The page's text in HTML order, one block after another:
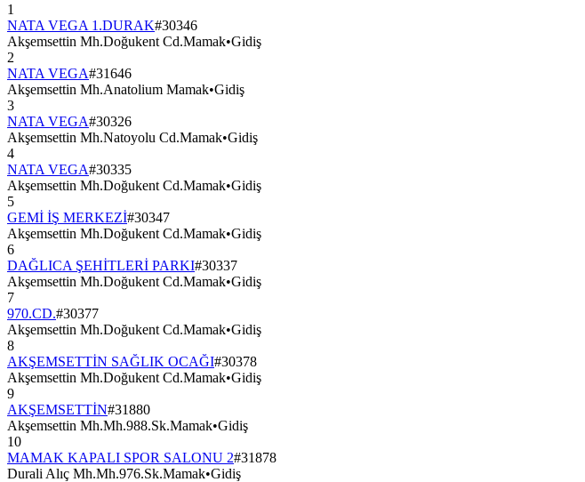
1
NATA VEGA 1.DURAK#30346
Akşemsettin Mh.Doğukent Cd.Mamak•Gidiş
2
NATA VEGA#31646
Akşemsettin Mh.Anatolium Mamak•Gidiş
3
NATA VEGA#30326
Akşemsettin Mh.Natoyolu Cd.Mamak•Gidiş
4
NATA VEGA#30335
Akşemsettin Mh.Doğukent Cd.Mamak•Gidiş
5
GEMİ İŞ MERKEZİ#30347
Akşemsettin Mh.Doğukent Cd.Mamak•Gidiş
6
DAĞLICA ŞEHİTLERİ PARKI#30337
Akşemsettin Mh.Doğukent Cd.Mamak•Gidiş
7
970.CD.#30377
Akşemsettin Mh.Doğukent Cd.Mamak•Gidiş
8
AKŞEMSETTİN SAĞLIK OCAĞI#30378
Akşemsettin Mh.Doğukent Cd.Mamak•Gidiş
9
AKŞEMSETTİN#31880
Akşemsettin Mh.Mh.988.Sk.Mamak•Gidiş
10
MAMAK KAPALI SPOR SALONU 2#31878
Durali Alıç Mh.Mh.976.Sk.Mamak•Gidiş